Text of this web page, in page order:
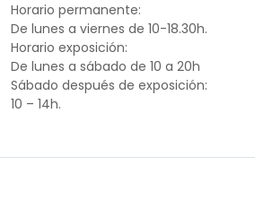
Horario permanente:
De lunes a viernes de 10-18.30h.
Horario exposición:
De lunes a sábado de 10 a 20h
Sábado después de exposición:
10 – 14h.